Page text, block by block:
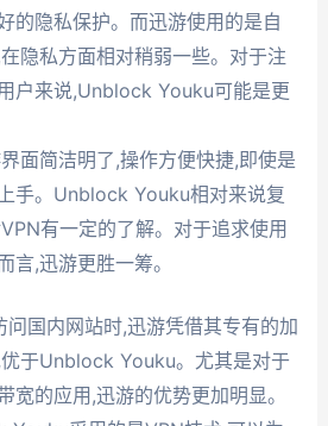
的隐私保护。而迅游使用的是自
隐私方面相对稍弱一些。对于注
户来说,Unblock Youku可能是更
面简洁明了,操作方便快捷,即使是
手。Unblock Youku相对来说复
有一定的了解。对于追求使用
言,迅游更胜一筹。
问国内网站时,迅游凭借其专有的加
于Unblock Youku。尤其是对于
宽的应用,迅游的优势更加明显。